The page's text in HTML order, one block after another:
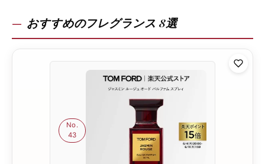
おすすめのフレグランス 8選
No.
43